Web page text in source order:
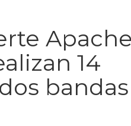
14
bandas